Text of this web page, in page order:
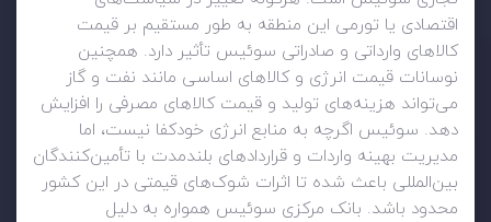
اقتصادی یا تورمی این منطقه به طور مستقیم بر قیمت
کالاهای وارداتی و صادراتی سوئیس تأثیر دارد. همچنین
نوسانات قیمت انرژی و کالاهای اساسی مانند نفت و گاز
می‌تواند هزینه‌های تولید و قیمت کالاهای مصرفی را افزایش
دهد. سوئیس اگرچه به منابع انرژی خودکفا نیست، اما
مدیریت بهینه واردات و قراردادهای بلندمدت با تأمین‌کنندگان
بین‌المللی باعث شده تا اثرات شوک‌های قیمتی در این کشور
محدود باشد. بانک مرکزی سوئیس همواره به دلیل